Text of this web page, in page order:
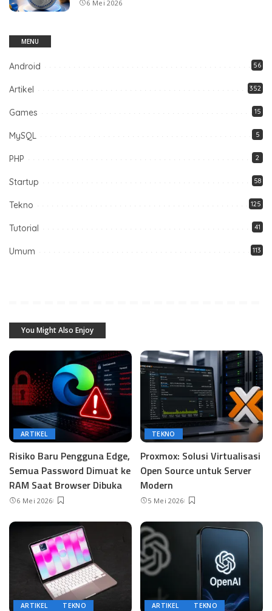
6 Mei 2026
MENU
Android 56
Artikel 352
Games 15
MySQL 5
PHP 2
Startup 58
Tekno 125
Tutorial 41
Umum 113
You Might Also Enjoy
ARTIKEL
Risiko Baru Pengguna Edge,
Semua Password Dimuat ke
RAM Saat Browser Dibuka
6 Mei 2026
TEKNO
Proxmox: Solusi Virtualisasi
Open Source untuk Server
Modern
5 Mei 2026
ARTIKEL TEKNO ARTIKEL TEKNO